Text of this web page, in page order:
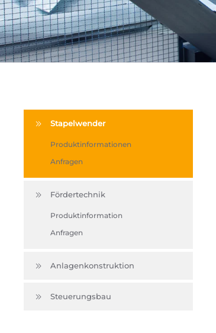
Stapelwender
Produktinformationen
Anfragen
Fördertechnik
Produktinformation
Anfragen
Anlagenkonstruktion
Steuerungsbau